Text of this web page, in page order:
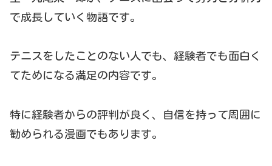
で成長していく物語です。
テニスをしたことのない人でも、経験者でも面白く
てためになる満足の内容です。
特に経験者からの評判が良く、自信を持って周囲に
勧められる漫画でもあります。